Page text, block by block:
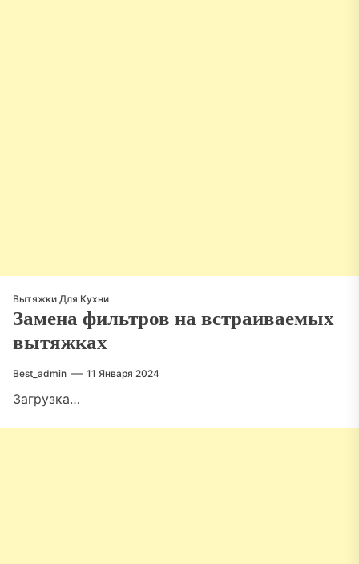
Вытяжки Для Кухни
Замена фильтров на встраиваемых
вытяжках
Best_admin 11 Января 2024
Загрузка…